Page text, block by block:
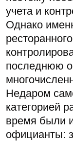
учета и
Однако
последнюю
Недаром
категорией
время были
официанты: